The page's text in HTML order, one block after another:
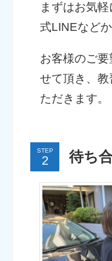
まずはお気
式LINEなど
お客様のご
せて頂き、
ただきます。
STEP 待ち